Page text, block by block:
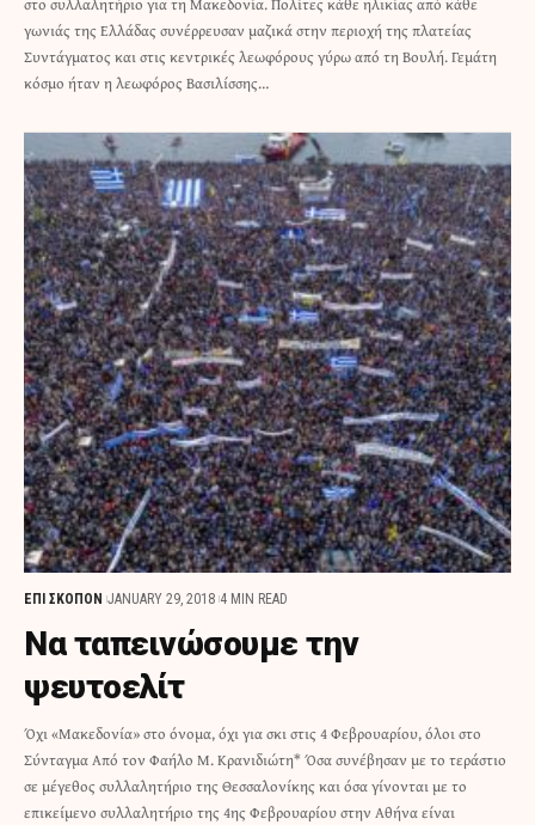
στο συλλαλητήριο για τη Μακεδονία. Πολίτες κάθε ηλικίας από κάθε
γωνιάς της Ελλάδας συνέρρευσαν μαζικά στην περιοχή της πλατείας
Συντάγματος και στις κεντρικές λεωφόρους γύρω από τη Βουλή. Γεμάτη
κόσμο ήταν η λεωφόρος Βασιλίσσης…
ΕΠΙ ΣΚΟΠΟΝ JANUARY 29, 2018 4 MIN READ
Να ταπεινώσουμε την
ψευτοελίτ
Όχι «Μακεδονία» στο όνομα, όχι για σκι στις 4 Φεβρουαρίου, όλοι στο
Σύνταγμα Από τον Φαήλο Μ. Κρανιδιώτη* Όσα συνέβησαν με το τεράστιο
σε μέγεθος συλλαλητήριο της Θεσσαλονίκης και όσα γίνονται με το
επικείμενο συλλαλητήριο της 4ης Φεβρουαρίου στην Αθήνα είναι